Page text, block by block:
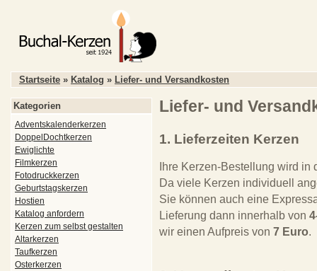
Startseite » Katalog » Liefer- und Versandkosten
Liefer- und
1. Lieferzeiten Kerzen
Ihre Kerzen-Bestellung wird
Da viele Kerzen individuell
Sie können auch eine
Lieferung dann innerhalb von
wir einen Aufpreis von 7 Euro.
Kategorien
Adventskalenderkerzen
DoppelDochtkerzen
Ewiglichte
Filmkerzen
Fotodruckkerzen
Geburtstagskerzen
Hostien
Katalog anfordern
Kerzen zum selbst gestalten
Altarkerzen
Taufkerzen
Osterkerzen